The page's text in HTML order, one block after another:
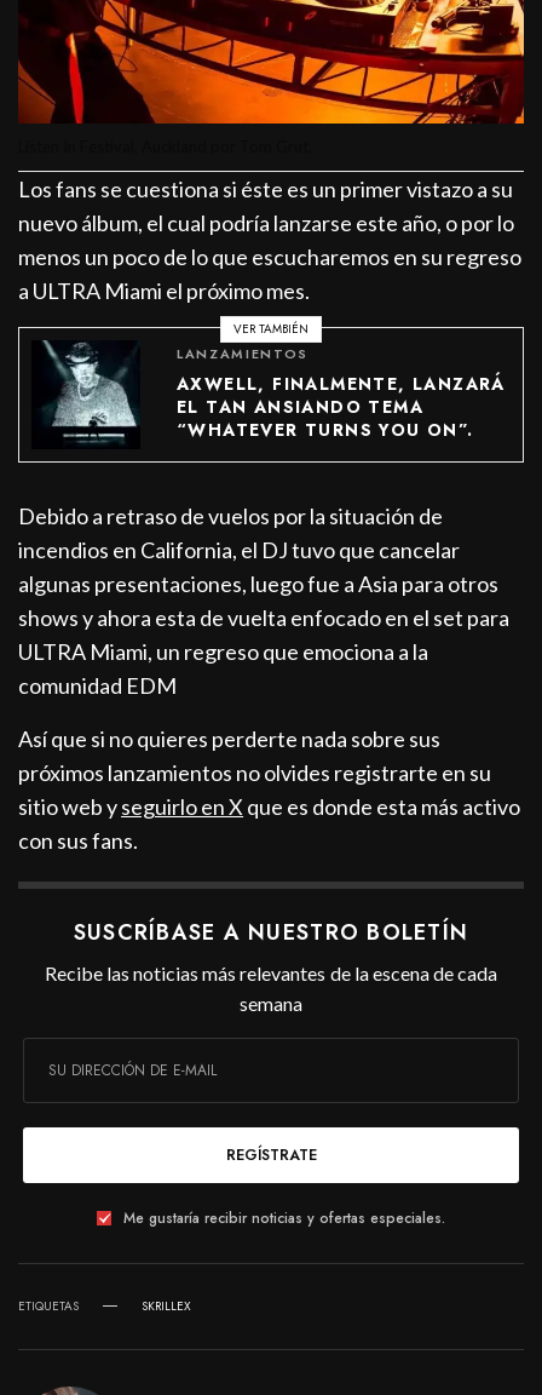
Los fans se cuestiona si éste es un primer vistazo a su
nuevo álbum, el cual podría lanzarse este año, o por lo
menos un poco de lo que escucharemos en su regreso
a ULTRA Miami el próximo mes.
VER TAMBIÉN
LANZAMIENTOS
AXWELL, FINALMENTE, LANZARÁ
EL TAN ANSIANDO TEMA
“WHATEVER TURNS YOU ON”.
Debido a retraso de vuelos por la situación de
incendios en California, el DJ tuvo que cancelar
algunas presentaciones, luego fue a Asia para otros
shows y ahora esta de vuelta enfocado en el set para
ULTRA Miami, un regreso que emociona a la
comunidad EDM
Así que si no quieres perderte nada sobre sus
próximos lanzamientos no olvides registrarte en su
sitio web yseguirlo en X que es donde esta más activo
con sus fans.
SUSCRÍBASE A NUESTRO BOLETÍN
Recibe las noticias más relevantes de la escena de cada
semana
REGÍSTRATE
Me gustaría recibir noticias y ofertas especiales.
ETIQUETAS SKRILLEX